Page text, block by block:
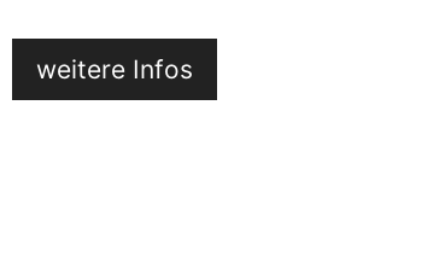
weitere Infos